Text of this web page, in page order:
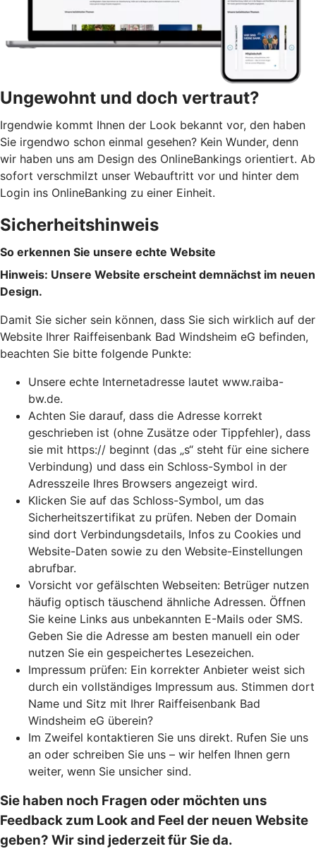
Ungewohnt und doch vertraut?
Irgendwie kommt Ihnen der Look bekannt vor, den haben
Sie irgendwo schon einmal gesehen? Kein Wunder, denn
wir haben uns am Design des OnlineBankings orientiert. Ab
sofort verschmilzt unser Webauftritt vor und hinter dem
Login ins OnlineBanking zu einer Einheit.
Sicherheitshinweis
So erkennen Sie unsere echte Website
Hinweis: Unsere Website erscheint demnächst im neuen
Design.
Damit Sie sicher sein können, dass Sie sich wirklich auf der
Website Ihrer Raiffeisenbank Bad Windsheim eG befinden,
beachten Sie bitte folgende Punkte:
Unsere echte Internetadresse lautet www.raiba-
bw.de.
Achten Sie darauf, dass die Adresse korrekt
geschrieben ist (ohne Zusätze oder Tippfehler), dass
sie mit https:// beginnt (das „s“ steht für eine sichere
Verbindung) und dass ein Schloss-Symbol in der
Adresszeile Ihres Browsers angezeigt wird.
Klicken Sie auf das Schloss-Symbol, um das
Sicherheitszertifikat zu prüfen. Neben der Domain
sind dort Verbindungsdetails, Infos zu Cookies und
Website-Daten sowie zu den Website-Einstellungen
abrufbar.
Vorsicht vor gefälschten Webseiten: Betrüger nutzen
häufig optisch täuschend ähnliche Adressen. Öffnen
Sie keine Links aus unbekannten E-Mails oder SMS.
Geben Sie die Adresse am besten manuell ein oder
nutzen Sie ein gespeichertes Lesezeichen.
Impressum prüfen: Ein korrekter Anbieter weist sich
durch ein vollständiges Impressum aus. Stimmen dort
Name und Sitz mit Ihrer Raiffeisenbank Bad
Windsheim eG überein?
Im Zweifel kontaktieren Sie uns direkt. Rufen Sie uns
an oder schreiben Sie uns – wir helfen Ihnen gern
weiter, wenn Sie unsicher sind.
Sie haben noch Fragen oder möchten uns
Feedback zum Look and Feel der neuen Website
geben? Wir sind jederzeit für Sie da.